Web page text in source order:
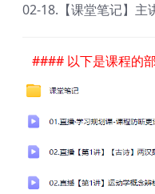
02-18.【课堂笔记】主
#### 以下是课程的